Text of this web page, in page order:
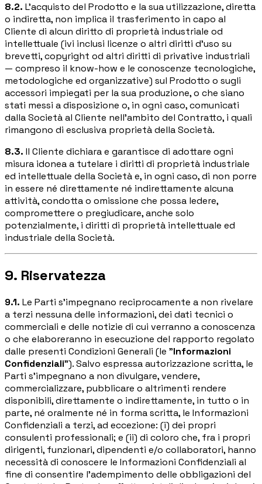
8.2. L'acquisto del Prodotto e la sua utilizzazione, diretta
o indiretta, non implica il trasferimento in capo al
Cliente di alcun diritto di proprietà industriale od
intellettuale (ivi inclusi licenze o altri diritti d'uso su
brevetti, copyright od altri diritti di privative industriali
— compreso il know-how e le conoscenze tecnologiche,
metodologiche ed organizzative) sul Prodotto o sugli
accessori impiegati per la sua produzione, o che siano
stati messi a disposizione o, in ogni caso, comunicati
dalla Società al Cliente nell'ambito del Contratto, i quali
rimangono di esclusiva proprietà della Società.
8.3. Il Cliente dichiara e garantisce di adottare ogni
misura idonea a tutelare i diritti di proprietà industriale
ed intellettuale della Società e, in ogni caso, di non porre
in essere né direttamente né indirettamente alcuna
attività, condotta o omissione che possa ledere,
compromettere o pregiudicare, anche solo
potenzialmente, i diritti di proprietà intellettuale ed
industriale della Società.
9. Riservatezza
9.1. Le Parti s'impegnano reciprocamente a non rivelare
a terzi nessuna delle informazioni, dei dati tecnici o
commerciali e delle notizie di cui verranno a conoscenza
o che elaboreranno in esecuzione del rapporto regolato
dalle presenti Condizioni Generali (le "Informazioni
Confidenziali"). Salvo espressa autorizzazione scritta, le
Parti s'impegnano a non divulgare, vendere,
commercializzare, pubblicare o altrimenti rendere
disponibili, direttamente o indirettamente, in tutto o in
parte, né oralmente né in forma scritta, le Informazioni
Confidenziali a terzi, ad eccezione: (i) dei propri
consulenti professionali; e (ii) di coloro che, fra i propri
dirigenti, funzionari, dipendenti e/o collaboratori, hanno
necessità di conoscere le Informazioni Confidenziali al
fine di consentire l'adempimento delle obbligazioni del